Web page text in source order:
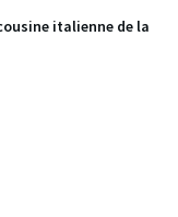
italienne de la